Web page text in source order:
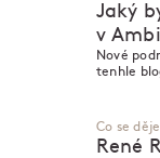
Jaký
v
Nové
tenhle
Co se
René